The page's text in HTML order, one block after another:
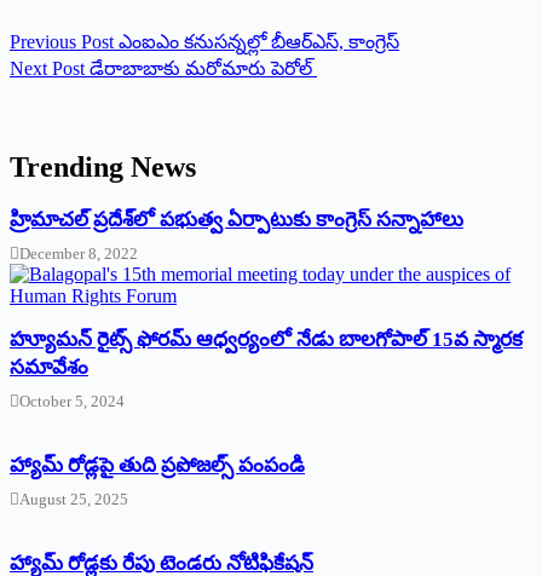
Previous Post ఎంఐఎం కనుసన్నల్లో బీఆర్‌ఎస్, కాంగ్రెస్
Next Post డేరాబాబాకు మరోమారు పెరోల్‌
Trending News
‌హ్రిమాచల్‌ ‌ప్రదేశ్‌లో పభుత్వ ఏర్పాటుకు కాంగ్రెస్‌ ‌సన్నాహాలు
December 8, 2022
హ్యూమన్‌ రైట్స్‌ ఫోరమ్‌ ఆధ్వర్యంలో నేడు బాలగోపాల్‌ 15వ స్మారక
సమావేశం
October 5, 2024
హ్యామ్‌ రోడ్లపై తుది ప్రపోజల్స్‌ పంపండి
August 25, 2025
హ్యామ్‌ రోడ్లకు రేపు టెండరు నోటిఫికేషన్‌